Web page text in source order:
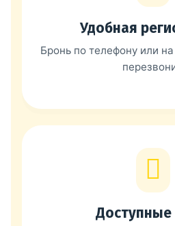
Удобная
Бронь по телефону или